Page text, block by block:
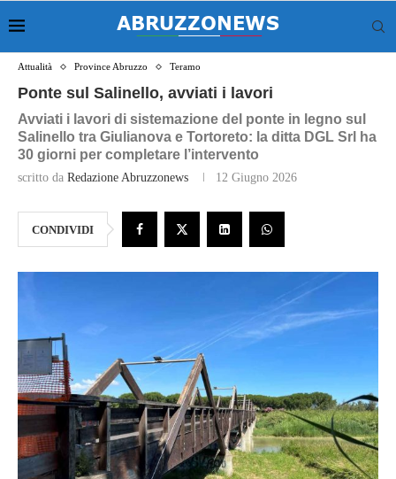
Attualità Province Abruzzo Teramo
Ponte sul Salinello, avviati i lavori
Avviati i lavori di sistemazione del ponte in legno sul
Salinello tra Giulianova e Tortoreto: la ditta DGL Srl ha
30 giorni per completare l’intervento
scritto da Redazione Abruzzonews 12 Giugno 2026
CONDIVIDI